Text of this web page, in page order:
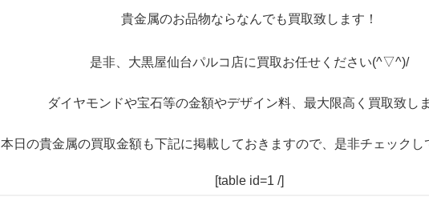
貴金属のお品物ならなんでも買取致します！
是非、大黒屋仙台パルコ店に買取お任せください(^▽^)/
ダイヤモンドや宝石等の金額やデザイン料、最大限高く買取致し
本日の貴金属の買取金額も下記に掲載しておきますので、是非チェックし
[table id=1 /]